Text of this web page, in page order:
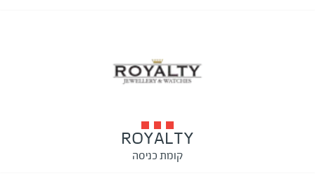
ROYALTY
קומת כניסה